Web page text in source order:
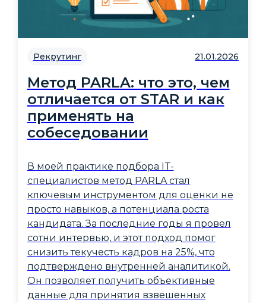
Рекрутинг 21.01.2026
Метод PARLA: что это, чем
отличается от STAR и как
применять на
собеседовании
В моей практике подбора IT-
специалистов метод PARLA стал
ключевым инструментом для оценки не
просто навыков, а потенциала роста
кандидата. За последние годы я провел
сотни интервью, и этот подход помог
снизить текучесть кадров на 25%, что
подтверждено внутренней аналитикой.
Он позволяет получить объективные
данные для принятия взвешенных